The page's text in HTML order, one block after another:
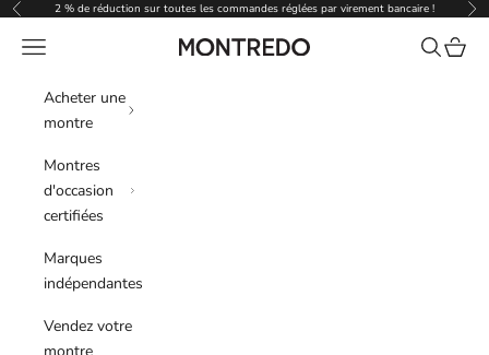
Passer au contenu
Précédent2 % de réduction sur toutes les commandes réglées par virement bancaire !
Montredo
Menu Recherche
Panier
Acheter une
montre
Montres
d'occasion
certifiées
Marques
indépendantes
Vendez votre